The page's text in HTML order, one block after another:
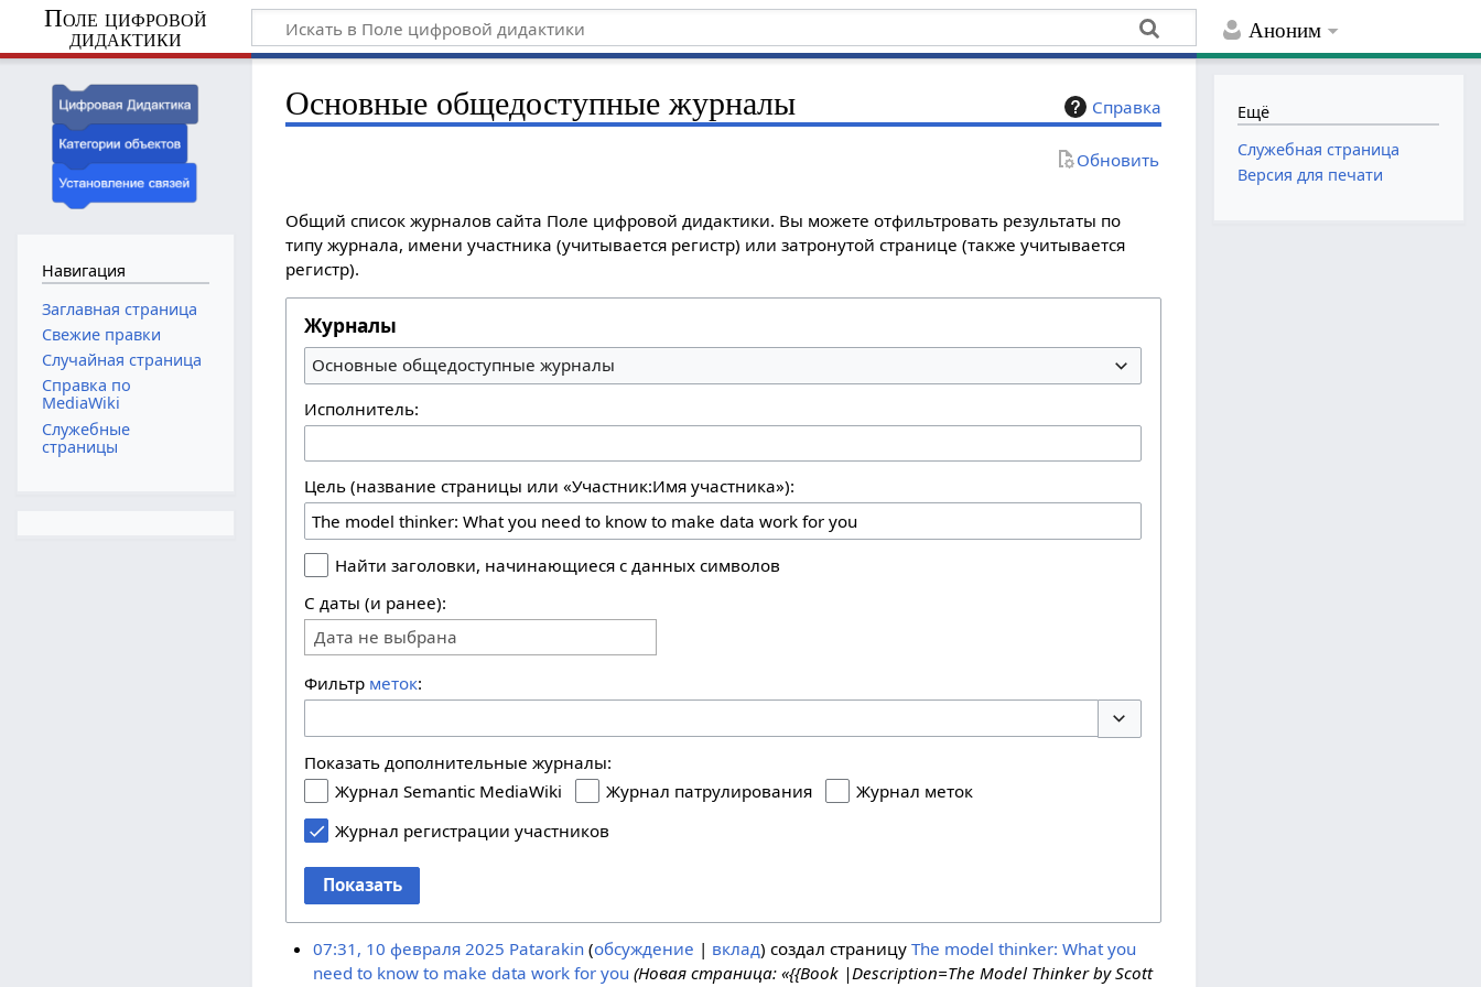
Аноним
Поле цифровой
дидактики
Справка
Основные общедоступные журналы
Обновить
Общий список журналов сайта Поле цифровой дидактики. Вы можете отфильтровать результаты по
типу журнала, имени участника (учитывается регистр) или затронутой странице (также учитывается
регистр).
Журналы
Основные общедоступные журналы
Исполнитель:
Цель (название страницы или «Участник:Имя участника»):
Найти заголовки, начинающиеся с данных символов
С даты (и ранее):
Дата не выбрана
Фильтр меток:
Показать дополнительные журналы:
Журнал Semantic MediaWiki
Журнал патрулирования
Журнал меток
Журнал регистрации участников
Показать
07:31, 10 февраля 2025 Patarakin обсуждение вклад создал страницу The model thinker: What you
need to know to make data work for you (Новая страница: «{{Book |Description=The Model Thinker by Scott
Навигация
Заглавная страница
Свежие правки
Случайная страница
Справка по
MediaWiki
Служебные
страницы
Ещё
Служебная страница
Версия для печати